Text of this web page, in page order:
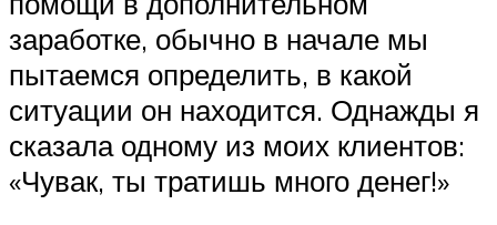
заработке, обычно в начале мы
пытаемся определить, в какой
ситуации он находится. Однажды я
сказала одному из моих клиентов:
«Чувак, ты тратишь много денег!»